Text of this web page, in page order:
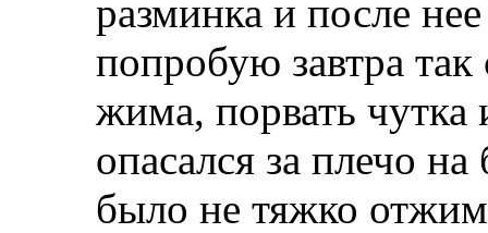
разминка и после
попробую завтра так
жима, порвать
опасался за плечо
было не тяжко